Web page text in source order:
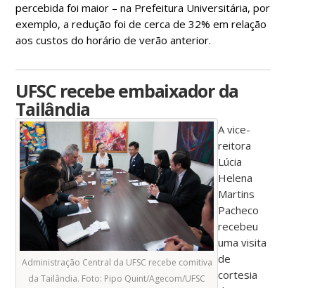
percebida foi maior – na Prefeitura Universitária, por
exemplo, a redução foi de cerca de 32% em relação
aos custos do horário de verão anterior.
UFSC recebe embaixador da
Tailândia
Administração Central da UFSC recebe comitiva
da Tailândia. Foto: Pipo Quint/Agecom/UFSC
A vice-
reitora
Lúcia
Helena
Martins
Pacheco
recebeu
uma visita
de
cortesia